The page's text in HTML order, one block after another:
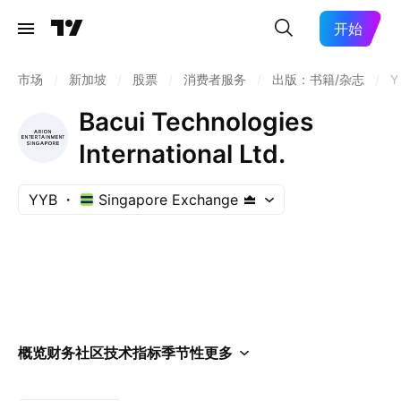
开始
市场 新加坡 股票 消费者服务 出版：书籍/杂志
Bacui Technologies
International Ltd.
YYB Singapore Exchange
概览财务社区技术指标季节性更多